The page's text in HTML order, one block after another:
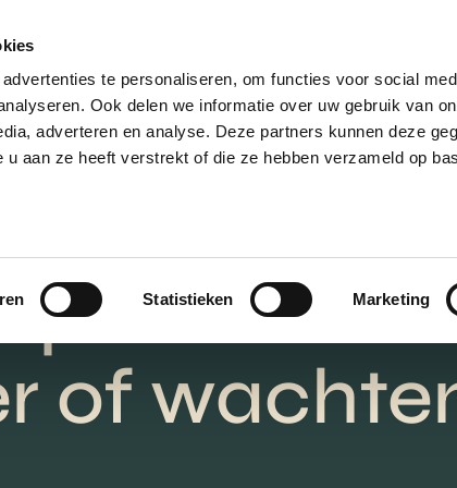
te personaliseren, om functies voor social
Ook delen we informatie over uw gebruik van
adverteren en analyse. Deze partners kunnen deze
aan ze heeft verstrekt of die ze hebben verzameld op
Statistieken Marketing
in de
zetten in
of